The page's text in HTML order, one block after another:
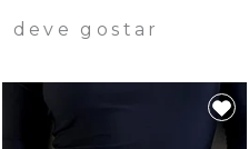
deve gostar